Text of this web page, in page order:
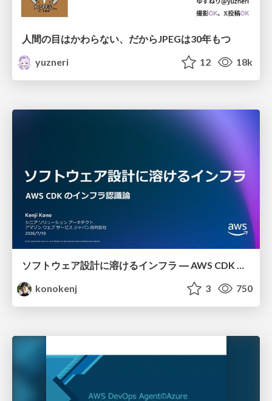
人間の目はかわらない、だからJPEGは30年もつ
yuzneri
12 18k
ソフトウェア設計に溶けるインフラ ― AWS CDK のインフラ認識論
konokenj
3 750